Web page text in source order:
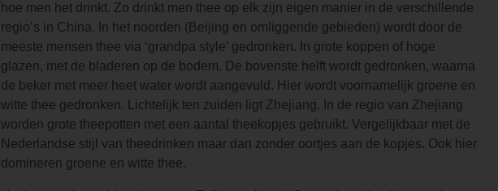
hoe men het drinkt. Zo drinkt men thee op elk zijn eigen manier in de verschillende
regio’s in China. In het noorden (Beijing en omliggende gebieden) wordt door de
meeste mensen thee via ‘grandpa style’ gedronken. In grote koppen of hoge
glazen, met de bladeren op de bodem. De bovenste helft wordt gedronken, waarna
de beker met meer heet water wordt aangevuld. Hier wordt voornamelijk groene en
witte thee gedronken. Lichtelijk ten zuiden ligt Zhejiang. In de regio van Zhejiang
worden grote theepotten met een aantal theekopjes gebruikt. Vergelijkbaar met de
Nederlandse stijl van theedrinken maar dan zonder oortjes aan de kopjes. Ook hier
domineren groene en witte thee.